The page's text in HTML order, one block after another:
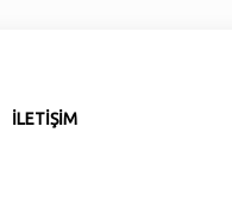
İLETİŞİM